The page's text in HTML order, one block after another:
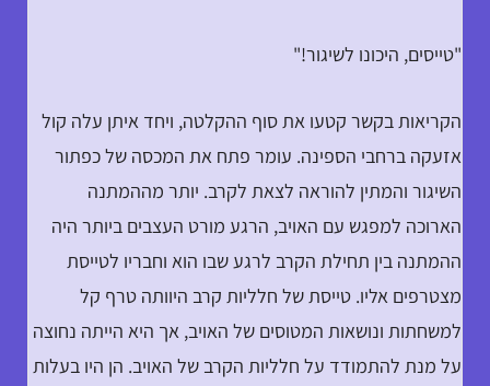
"טייסים, היכונו לשיגור!"
הקריאות בקשר קטעו את סוף ההקלטה, ויחד איתן עלה קול
אזעקה ברחבי הספינה. עומר פתח את המכסה של כפתור
השיגור והמתין להוראה לצאת לקרב. יותר מההמתנה
הארוכה למפגש עם האויב, הרגע מורט העצבים ביותר היה
ההמתנה בין תחילת הקרב לרגע שבו הוא וחבריו לטייסת
מצטרפים אליו. טייסת של חלליות קרב היוותה טרף קל
למשחתות ונושאות המטוסים של האויב, אך היא הייתה נחוצה
על מנת להתמודד על חלליות הקרב של האויב. הן היו בעלות